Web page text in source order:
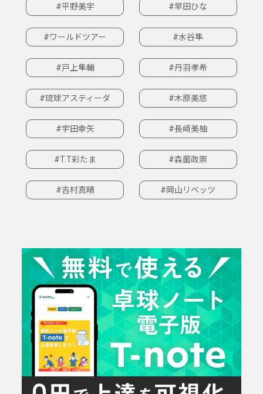
#平野美宇 #早田ひな
#ワールドツアー #水谷隼
#戸上隼輔 #丹羽孝希
#琉球アスティーダ #木原美悠
#宇田幸矢 #長﨑美柚
#T.T彩たま #森薗政崇
#吉村真晴 #岡山リベッツ